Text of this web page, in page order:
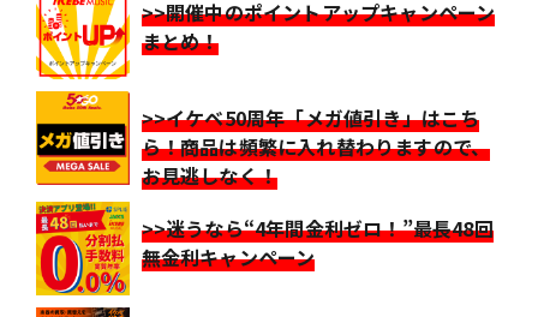
>>開催中のポイントアップキャンペーン
まとめ！
>>イケベ50周年「メガ値引き」はこち
ら！商品は頻繁に入れ替わりますので、
お見逃しなく！
>>迷うなら“4年間金利ゼロ！”最長48回
無金利キャンペーン